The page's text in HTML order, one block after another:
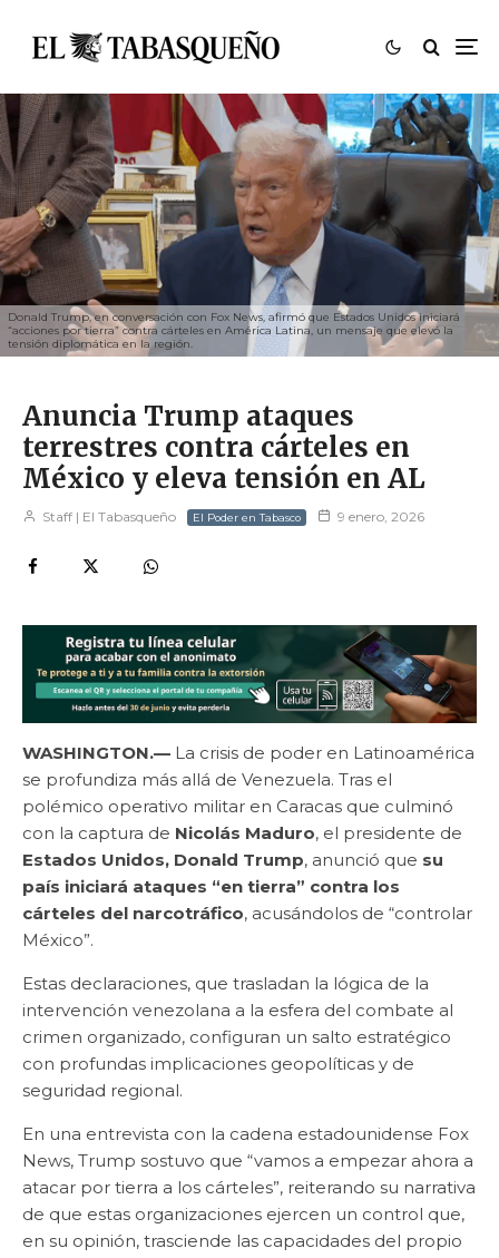
Donald Trump, en conversación con Fox News, afirmó que Estados Unidos iniciará
“acciones por tierra” contra cárteles en América Latina, un mensaje que elevó la
tensión diplomática en la región.
Anuncia Trump ataques
terrestres contra cárteles en
México y eleva tensión en AL
Staff | El Tabasqueño El Poder en Tabasco 9 enero, 2026
WASHINGTON.— La crisis de poder en Latinoamérica
se profundiza más allá de Venezuela. Tras el
polémico operativo militar en Caracas que culminó
con la captura de Nicolás Maduro, el presidente de
Estados Unidos, Donald Trump, anunció que su
país iniciará ataques “en tierra” contra los
cárteles del narcotráfico, acusándolos de “controlar
México”.
Estas declaraciones, que trasladan la lógica de la
intervención venezolana a la esfera del combate al
crimen organizado, configuran un salto estratégico
con profundas implicaciones geopolíticas y de
seguridad regional.
En una entrevista con la cadena estadounidense Fox
News, Trump sostuvo que “vamos a empezar ahora a
atacar por tierra a los cárteles”, reiterando su narrativa
de que estas organizaciones ejercen un control que,
en su opinión, trasciende las capacidades del propio